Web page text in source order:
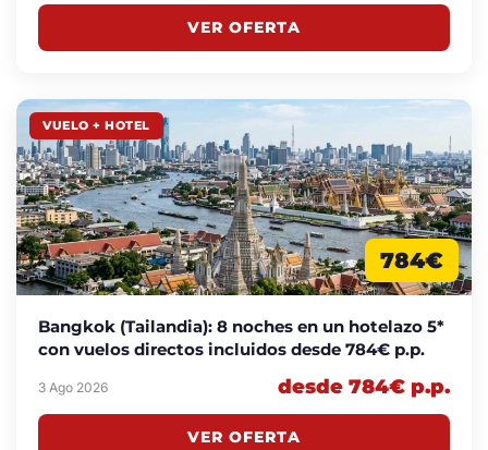
VER OFERTA
VUELO + HOTEL
784€
Bangkok (Tailandia): 8 noches en un hotelazo 5*
con vuelos directos incluidos desde 784€ p.p.
3 Ago 2026 desde 784€ p.p.
VER OFERTA